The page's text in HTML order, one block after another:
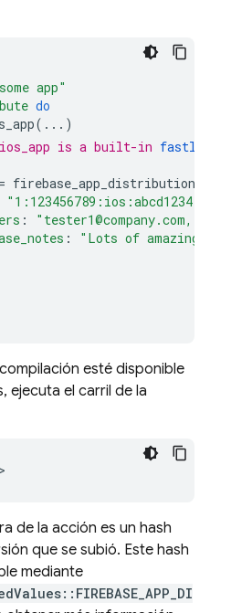
app"
do
( ... )
is a built-in fastlane
= firebase_app_distribution
"1:123456789:ios:abcd1234"
:
"tester1@company.com,
:
"Lots of amazing
esté disponible
ejecuta el carril de la
de la acción es un hash
que se subió. Este hash
mediante